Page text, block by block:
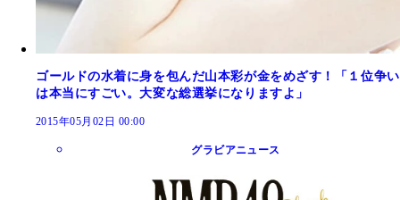
ゴールドの水着に身を包んだ山本彩が金をめざす！「１位争い
は本当にすごい。大変な総選挙になりますよ」
2015年05月02日 00:00
グラビアニュース